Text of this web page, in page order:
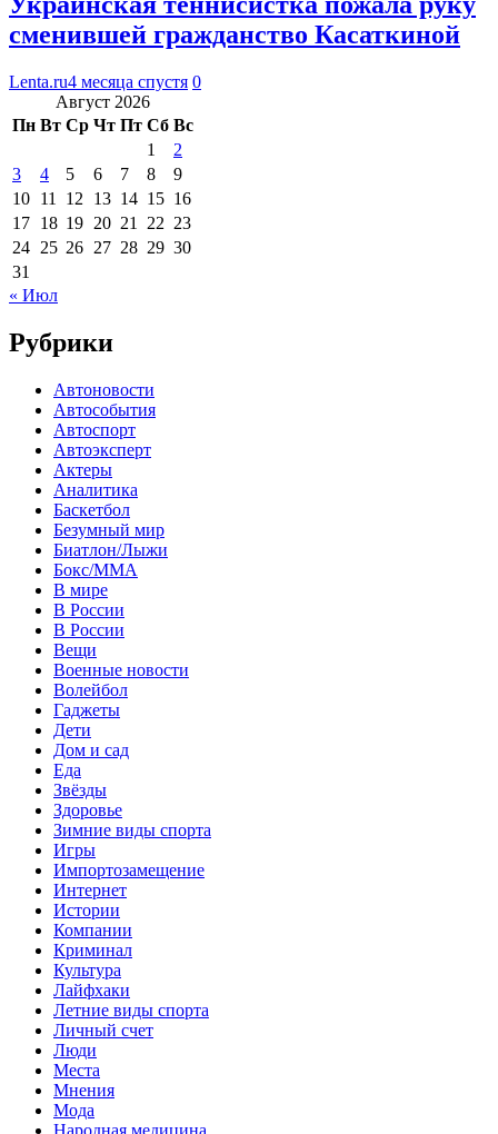
сменившей гражданство Касаткиной
Lenta.ru4 месяца спустя 0
Август 2026
Пн Вт Ср Чт Пт Сб Вс
1
2
3
4 5 6 7 8
9
10 11 12 13 14 15 16
17 18 19 20 21 22 23
24 25 26 27 28 29 30
31
« Июл
Рубрики
Автоновости
Автособытия
Автоспорт
Автоэксперт
Актеры
Аналитика
Баскетбол
Безумный мир
Биатлон/Лыжи
Бокс/MMA
В мире
В России
В России
Вещи
Военные новости
Волейбол
Гаджеты
Дети
Дом и сад
Еда
Звёзды
Здоровье
Зимние виды спорта
Игры
Импортозамещение
Интернет
Истории
Компании
Криминал
Культура
Лайфхаки
Летние виды спорта
Личный счет
Люди
Места
Мнения
Мода
Народная медицина